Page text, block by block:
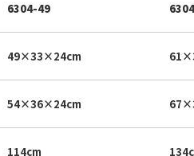
6304-49
49×33×24cm
54×36×24cm
114cm